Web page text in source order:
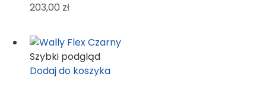
203,00 zł
Szybki podgląd
Dodaj do koszyka